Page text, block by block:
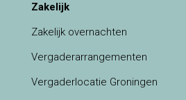
Zakelijk
Zakelijk overnachten
Vergaderarrangementen
Vergaderlocatie Groningen